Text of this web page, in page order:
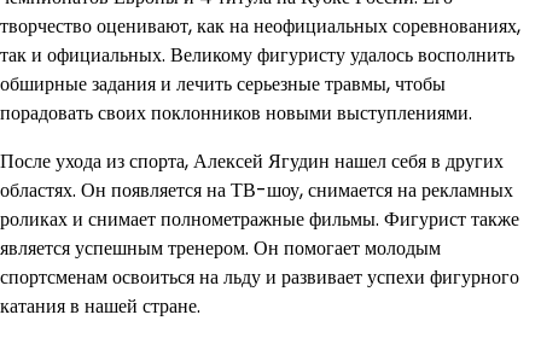
творчество оценивают, как на неофициальных соревнованиях,
так и официальных. Великому фигуристу удалось восполнить
обширные задания и лечить серьезные травмы, чтобы
порадовать своих поклонников новыми выступлениями.
После ухода из спорта, Алексей Ягудин нашел себя в других
областях. Он появляется на ТВ-шоу, снимается на рекламных
роликах и снимает полнометражные фильмы. Фигурист также
является успешным тренером. Он помогает молодым
спортсменам освоиться на льду и развивает успехи фигурного
катания в нашей стране.